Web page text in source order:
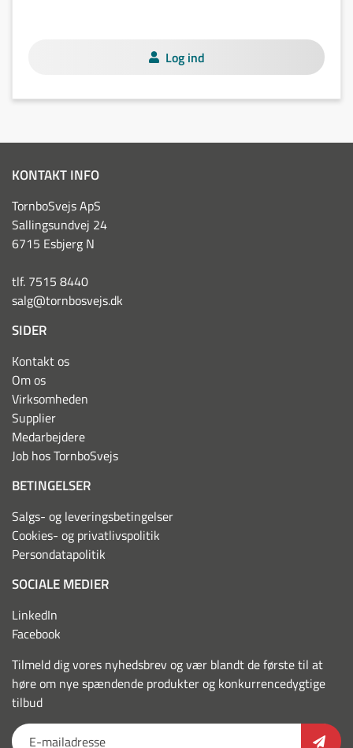
Log ind
KONTAKT INFO
TornboSvejs ApS
Sallingsundvej 24
6715 Esbjerg N
tlf. 7515 8440
salg@tornbosvejs.dk
SIDER
Kontakt os
Om os
Virksomheden
Supplier
Medarbejdere
Job hos TornboSvejs
BETINGELSER
Salgs- og leveringsbetingelser
Cookies- og privatlivspolitik
Persondatapolitik
SOCIALE MEDIER
LinkedIn
Facebook
Tilmeld dig vores nyhedsbrev og vær blandt de første til at
høre om nye spændende produkter og konkurrencedygtige
tilbud